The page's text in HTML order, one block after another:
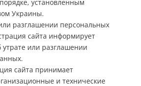
установленным
Украины.
разглашении персональных
сайта информирует
утрате или разглашении
сайта принимает
и технические